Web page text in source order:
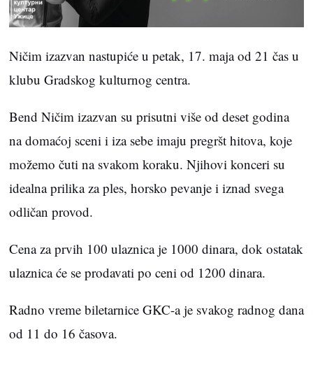
Ničim izazvan nastupiće u petak, 17. maja od 21 čas u
klubu Gradskog kulturnog centra.
Bend Ničim izazvan su prisutni više od deset godina
na domaćoj sceni i iza sebe imaju pregršt hitova, koje
možemo čuti na svakom koraku. Njihovi konceri su
idealna prilika za ples, horsko pevanje i iznad svega
odličan provod.
Cena za prvih 100 ulaznica je 1000 dinara, dok ostatak
ulaznica će se prodavati po ceni od 1200 dinara.
Radno vreme biletarnice GKC-a je svakog radnog dana
od 11 do 16 časova.